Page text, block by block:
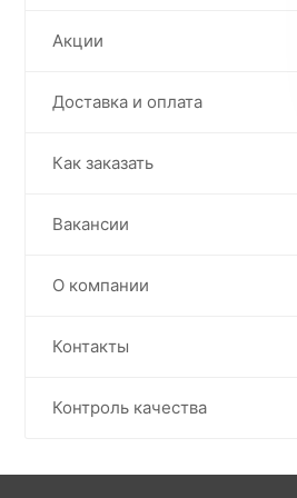
Акции
Доставка и оплата
Как заказать
Вакансии
О компании
Контакты
Контроль качества